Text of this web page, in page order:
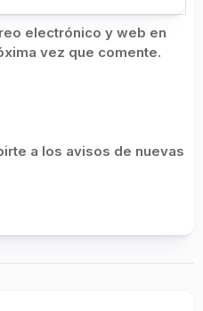
electrónico y web en
vez que comente.
a los avisos de nuevas